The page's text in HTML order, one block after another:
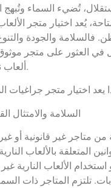
تُضيء السماء وتُبهج
يُعد اختيار متجر
فالسلامة والجودة
في العثور على متجر
ألعاب نارية آمنة ومذهلة.
يعد اختيار متجر جراغيات
السلامة والامتثال
من متاجر غير قانونية أو
المتعلقة بالألعاب
الألعاب النارية غير
تلتزم المتاجر ذات